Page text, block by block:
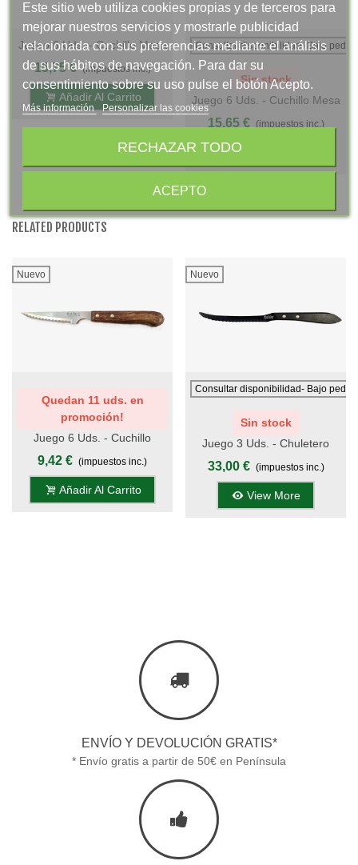
Juego 6 Uds. - Cuchillo Mesa
Con Sierra - Mango PP Gris
15,75 € (impuestos inc.)
Añadir Al Carrito
Consultar disponibilidad- Bajo
Sin stock
Juego 6 Uds. - Cuchillo Mesa
Bistec Con Filo - Mango PP
15,65 € (impuestos inc.)
RELATED PRODUCTS
Nuevo
Quedan 11 uds. en
promoción!
Juego 6 Uds. - Cuchillo
Chuletero ANCHO - Mango
Madera Moldeada
9,42 € (impuestos inc.)
Añadir Al Carrito
Nuevo
Consultar disponibilidad- Bajo
Sin stock
Juego 3 Uds. - Chuletero
Vasco TITANIO NEGRO 12
Cm - Mango Phenolkraft
33,00 € (impuestos inc.)
View More
ENVÍO Y DEVOLUCIÓN GRATIS*
* Envío gratis a partir de 50€ en Península
Este sitio web utiliza cookies propias y de terceros para
mejorar nuestros servicios y mostrarle publicidad
relacionada con sus preferencias mediante el análisis
de sus hábitos de navegación. Para dar su
consentimiento sobre su uso pulse el botón Acepto.
Más información Personalizar las cookies
RECHAZAR TODO
ACEPTO